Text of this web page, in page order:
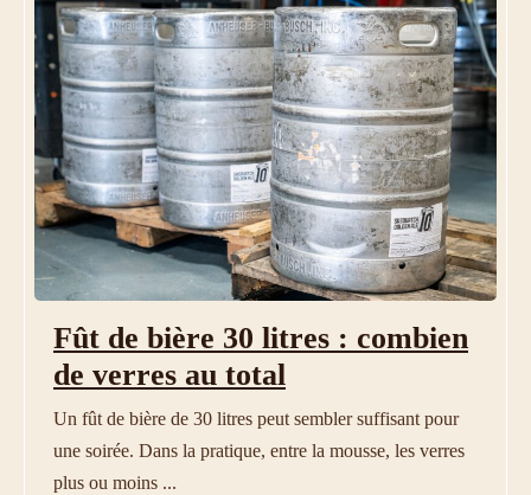
Fût de bière 30 litres : combien
de verres au total
Un fût de bière de 30 litres peut sembler suffisant pour
une soirée. Dans la pratique, entre la mousse, les verres
plus ou moins ...